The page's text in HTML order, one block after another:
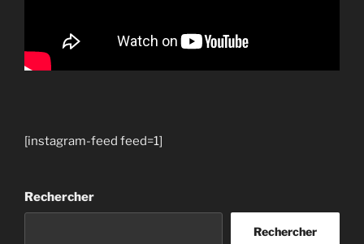
[instagram-feed feed=1]
Rechercher
Rechercher